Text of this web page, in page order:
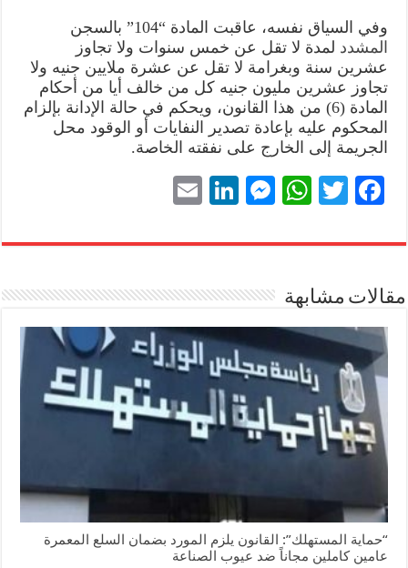
وفي السياق نفسه، عاقبت المادة “104” بالسجن
المشدد لمدة لا تقل عن خمس سنوات ولا تجاوز
عشرين سنة وبغرامة لا تقل عن عشرة ملايين جنيه ولا
تجاوز عشرين مليون جنيه كل من خالف أيا من أحكام
المادة (6) من هذا القانون، ويحكم في حالة الإدانة بإلزام
المحكوم عليه بإعادة تصدير النفايات أو الوقود محل
الجريمة إلى الخارج على نفقته الخاصة.
Fa
bo
T
tte
W
ts
pp
M
se
er
Li
ed
ail
مقالات مشابهة
“حماية المستهلك”: القانون يلزم المورد بضمان السلع المعمرة
عامين كاملين مجاناً ضد عيوب الصناعة